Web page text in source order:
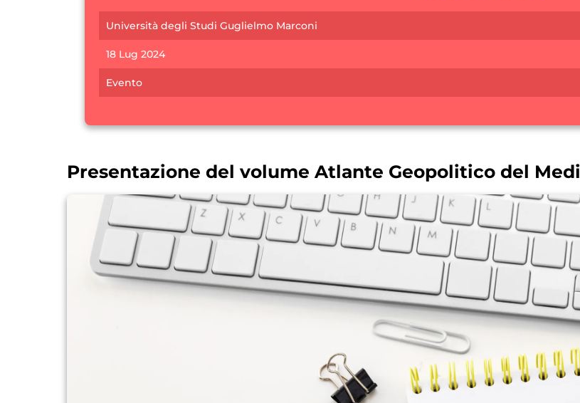
Università degli Studi Guglielmo Marconi
18 Lug 2024
Evento
Presentazione del volume Atlante Geopolitico del